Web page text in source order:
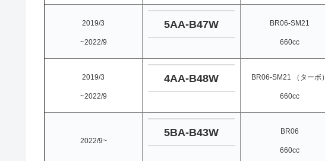
2019/3
~2022/9
5AA-B47W BR06-SM21
660cc
2019/3
~2022/9
4AA-B48W BR06-SM21 （ターボ）
660cc
2022/9~
5BA-B43W BR06
660cc